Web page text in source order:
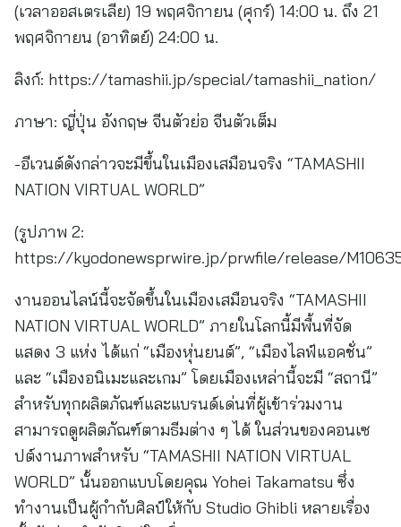
(เวลาออสเตรเลีย) 19 พฤศจิกายน (ศุกร์) 14:00 น. ถึง 21
พฤศจิกายน (อาทิตย์) 24:00 น.
ลิงก์: https://tamashii.jp/special/tamashii_nation/
ภาษา: ญี่ปุ่น อังกฤษ จีนตัวย่อ จีนตัวเต็ม
-อีเวนต์ดังกล่าวจะมีขึ้นในเมืองเสมือนจริง “TAMASHII
NATION VIRTUAL WORLD”
(รูปภาพ 2:
https://kyodonewsprwire.jp/prwfile/release/
งานออนไลน์นี้จะจัดขึ้นในเมืองเสมือนจริง “TAMASHII
NATION VIRTUAL WORLD” ภายในโลกนี้มีพื้นที่จัด
แสดง 3 แห่ง ได้แก่ “เมืองหุ่นยนต์”, “เมืองไลฟ์แอคชั่น”
และ “เมืองอนิเมะและเกม” โดยเมืองเหล่านี้จะมี “สถานี”
สำหรับทุกผลิตภัณฑ์และแบรนด์เด่นที่ผู้เข้าร่วมงาน
สามารถดูผลิตภัณฑ์ตามธีมต่าง ๆ ได้ ในส่วนของคอนเซ
ปต์งานภาพสำหรับ “TAMASHII NATION VIRTUAL
WORLD” นั้นออกแบบโดยคุณ Yohei Takamatsu ซึ่ง
ทำงานเป็นผู้กำกับศิลป์ให้กับ Studio Ghibli หลายเรื่อง